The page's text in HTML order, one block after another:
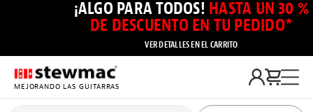
¡ALGO PARA TODOS! HASTA UN 30 %
DE DESCUENTO EN TU PEDIDO*
VER DETALLES EN EL CARRITO
MEJORANDO LAS GUITARRAS